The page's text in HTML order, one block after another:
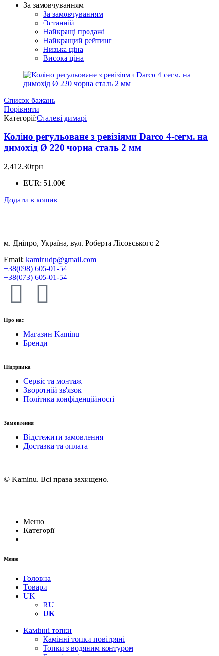
За замовчуванням
За замовчуванням
Останній
Найкращі продажі
Найкращий рейтинг
Низька ціна
Висока ціна
Список бажань
Порівняти
Категорії:Сталеві димарі
Коліно регульоване з ревізіями Darco 4-сегм. на
димохід Ø 220 чорна сталь 2 мм
2,412.30грн.
EUR: 51.00€
Додати в кошик
м. Дніпро, Україна, вул. Роберта Лісовського 2
Email: kaminudp@gmail.com
+38(098) 605-01-54
+38(073) 605-01-54
Про нас
Магазин Kaminu
Бренди
Підтримка
Сервіс та монтаж
Зворотній зв'язок
Політика конфіденційності
Замовлення
Відстежити замовлення
Доставка та оплата
© Kaminu. Всі права захищено.
Меню
Категорії
Меню
Головна
Товари
UK
RU
UK
Камінні топки
Камінні топки повітряні
Топки з водяним контуром